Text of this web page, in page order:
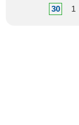
30
1